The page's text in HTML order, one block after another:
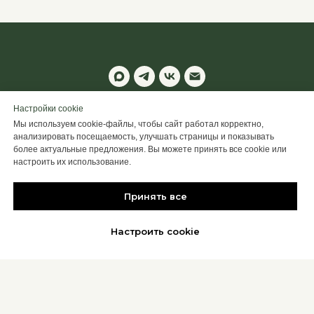
Настроить Cookie
Back to top
Настройки cookie
Мы используем cookie-файлы, чтобы сайт работал корректно,
анализировать посещаемость, улучшать страницы и показывать
более актуальные предложения. Вы можете принять все cookie или
настроить их использование.
Принять все
Настроить cookie